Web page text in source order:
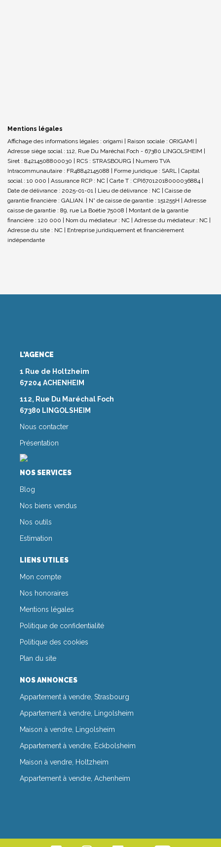
Mentions légales
Affichage des informations légales : origami | Raison sociale : ORIGAMI |
Adresse siège social : 112, Rue Du Maréchal Foch - 67380 LINGOLSHEIM |
Siret : 84214508800030 | RCS : STRASBOURG | Numero TVA
Intracommunautaire : FR48842145088 | Forme juridique : SARL | Capital
social : 10 000 | Assurance RCP : NC | Carte T : CPI67012018000036884 |
Date de délivrance : 2025-01-01 | Lieu de délivrance : NC | Caisse de
garantie financière : GALIAN. | N° de caisse de garantie : 151255H | Adresse
caisse de garantie : 89, rue La Boétie 75008 | Montant de la garantie
financière : 120 000 | Nom du médiateur : NC | Adresse du médiateur : NC |
Adresse du site : NC | Entreprise juridiquement et financièrement
indépendante
L'AGENCE
1 Rue de Holtzheim
67204 ACHENHEIM
112, Rue Du Maréchal Foch
67380 LINGOLSHEIM
Nous contacter
Présentation
NOS SERVICES
Blog
Nos biens vendus
Nos outils
Estimation
LIENS UTILES
Mon compte
Nos honoraires
Mentions légales
Politique de confidentialité
Politique des cookies
Plan du site
NOS ANNONCES
Appartement à vendre, Strasbourg
Appartement à vendre, Lingolsheim
Maison à vendre, Lingolsheim
Appartement à vendre, Eckbolsheim
Maison à vendre, Holtzheim
Appartement à vendre, Achenheim